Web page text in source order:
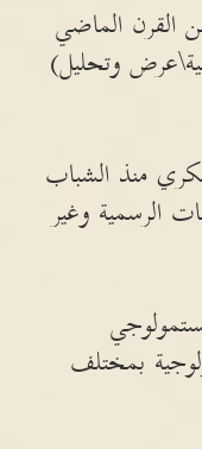
القرن الماضي
وتحليل)
منذ الشباب
الرسمية وغير
بمختلف